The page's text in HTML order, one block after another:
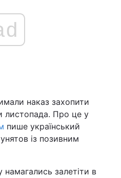
наказ захопити
листопада. Про це у
пише український
із позивним
намагались залетіти в